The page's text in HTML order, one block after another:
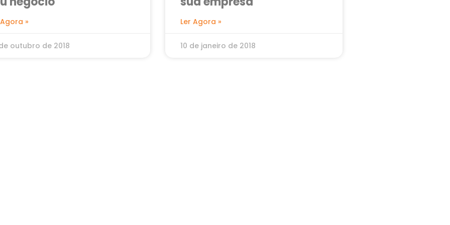
»
outubro de 2018
Ler Agora »
10 de janeiro de 2018